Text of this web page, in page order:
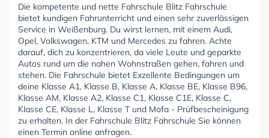
Die kompetente und nette Fahrschule Blitz Fahrschule
bietet kundigen Fahrunterricht und einen sehr zuverlässigen
Service in Weißenburg. Du wirst lernen, mit einem Audi,
Opel, Volkswagen, KTM und Mercedes zu fahren. Achte
darauf, dich zu konzentrieren, da viele Leute und geparkte
Autos rund um die nahen Wohnstraßen gehen, fahren und
stehen. Die Fahrschule bietet Exzellente Bedingungen um
deine Klasse A1, Klasse B, Klasse A, Klasse BE, Klasse B96,
Klasse AM, Klasse A2, Klasse C1, Klasse C1E, Klasse C,
Klasse CE, Klasse L, Klasse T und Mofa - Prüfbescheinigung
zu erhalten. In der Fahrschule Blitz Fahrschule Sie können
einen Termin online anfragen.